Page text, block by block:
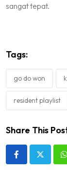
sangat tepat.
Tags:
go do won
resident playlist
Share This